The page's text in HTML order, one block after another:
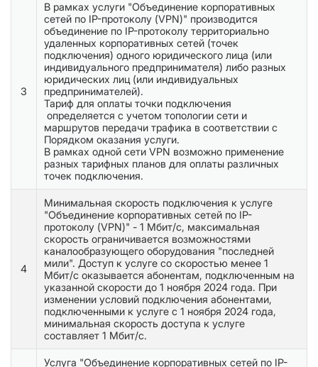
3
В рамках услуги "Объединение корпоративных
сетей по IP-протоколу (VPN)" производится
объединение по IP-протоколу территориально
удаленных корпоративных сетей (точек
подключения) одного юридического лица (или
индивидуального предпринимателя) либо разных
юридических лиц (или индивидуальных
предпринимателей).
Тариф для оплаты точки подключения
определяется с учетом топологии сети и
маршрутов передачи трафика в соответствии с
Порядком оказания услуги.
В рамках одной сети VPN возможно применение
разных тарифных планов для оплаты различных
точек подключения.
4
Минимальная скорость подключения к услуге
"Объединение корпоративных сетей по IP-
протоколу (VPN)" - 1 Мбит/с, максимальная
скорость ограничивается возможностями
каналообразующего оборудования "последней
мили". Доступ к услуге со скоростью менее 1
Мбит/с оказывается абонентам, подключенным на
указанной скорости до 1 ноября 2024 года. При
изменении условий подключения абонентами,
подключенными к услуге с 1 ноября 2024 года,
минимальная скорость доступа к услуге
составляет 1 Мбит/с.
Услуга "Объединение корпоративных сетей по IP-